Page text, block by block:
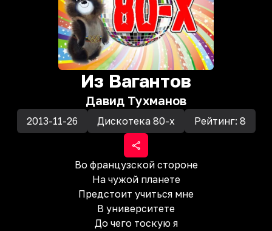
Из Вагантов
Давид Тухманов
2013-11-26 Дискотека 80-х Рейтинг: 8
Во французской стороне
На чужой планете
Предстоит учиться мне
В университете
До чего тоскую я